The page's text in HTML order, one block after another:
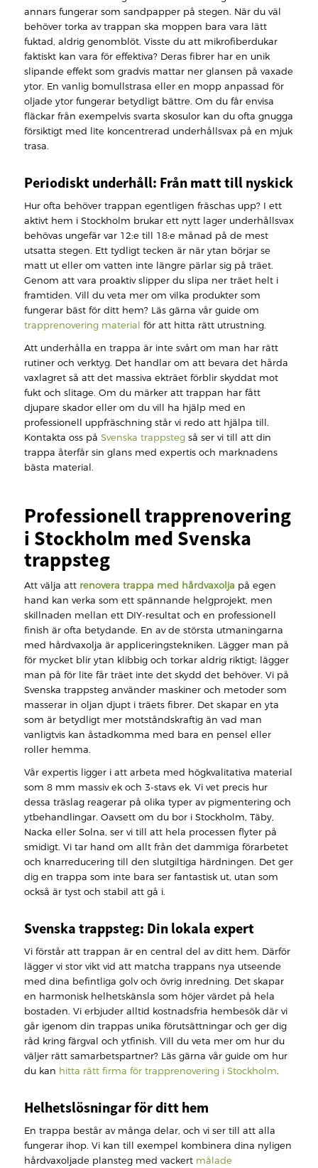
annars fungerar som sandpapper på stegen. När du väl
behöver torka av trappan ska moppen bara vara lätt
fuktad, aldrig genomblöt. Visste du att mikrofiberdukar
faktiskt kan vara för effektiva? Deras fibrer har en unik
slipande effekt som gradvis mattar ner glansen på vaxade
ytor. En vanlig bomullstrasa eller en mopp anpassad för
oljade ytor fungerar betydligt bättre. Om du får envisa
fläckar från exempelvis svarta skosulor kan du ofta gnugga
försiktigt med lite koncentrerad underhållsvax på en mjuk
trasa.
Periodiskt underhåll: Från matt till nyskick
Hur ofta behöver trappan egentligen fräschas upp? I ett
aktivt hem i Stockholm brukar ett nytt lager underhållsvax
behövas ungefär var 12:e till 18:e månad på de mest
utsatta stegen. Ett tydligt tecken är när ytan börjar se
matt ut eller om vatten inte längre pärlar sig på träet.
Genom att vara proaktiv slipper du slipa ner träet helt i
framtiden. Vill du veta mer om vilka produkter som
fungerar bäst för ditt hem? Läs gärna vår guide om
trapprenovering material för att hitta rätt utrustning.
Att underhålla en trappa är inte svårt om man har rätt
rutiner och verktyg. Det handlar om att bevara det hårda
vaxlagret så att det massiva ekträet förblir skyddat mot
fukt och slitage. Om du märker att trappan har fått
djupare skador eller om du vill ha hjälp med en
professionell uppfräschning står vi redo att hjälpa till.
Kontakta oss på Svenska trappstegså ser vi till att din
trappa återfår sin glans med expertis och marknadens
bästa material.
Professionell trapprenovering
i Stockholm med Svenska
trappsteg
Att välja att renovera trappa med hårdvaxolja på egen
hand kan verka som ett spännande helgprojekt, men
skillnaden mellan ett DIY-resultat och en professionell
finish är ofta betydande. En av de största utmaningarna
med hårdvaxolja är appliceringstekniken. Lägger man på
för mycket blir ytan klibbig och torkar aldrig riktigt; lägger
man på för lite får träet inte det skydd det behöver. Vi på
Svenska trappsteg använder maskiner och metoder som
masserar in oljan djupt i träets fibrer. Det skapar en yta
som är betydligt mer motståndskraftig än vad man
vanligtvis kan åstadkomma med bara en pensel eller
roller hemma.
Vår expertis ligger i att arbeta med högkvalitativa material
som 8 mm massiv ek och 3-stavs ek. Vi vet precis hur
dessa träslag reagerar på olika typer av pigmentering och
ytbehandlingar. Oavsett om du bor i Stockholm, Täby,
Nacka eller Solna, ser vi till att hela processen flyter på
smidigt. Vi tar hand om allt från det dammiga förarbetet
och knarreducering till den slutgiltiga härdningen. Det ger
dig en trappa som inte bara ser fantastisk ut, utan som
också är tyst och stabil att gå i.
Svenska trappsteg: Din lokala expert
Vi förstår att trappan är en central del av ditt hem. Därför
lägger vi stor vikt vid att matcha trappans nya utseende
med dina befintliga golv och övrig inredning. Det skapar
en harmonisk helhetskänsla som höjer värdet på hela
bostaden. Vi erbjuder alltid kostnadsfria hembesök där vi
går igenom din trappas unika förutsättningar och ger dig
råd kring färgval och ytfinish. Vill du veta mer om hur du
väljer rätt samarbetspartner? Läs gärna vår guide om hur
du kan hitta rätt firma för trapprenovering i Stockholm.
Helhetslösningar för ditt hem
En trappa består av många delar, och vi ser till att alla
fungerar ihop. Vi kan till exempel kombinera dina nyligen
hårdvaxoljade plansteg med vackert målade